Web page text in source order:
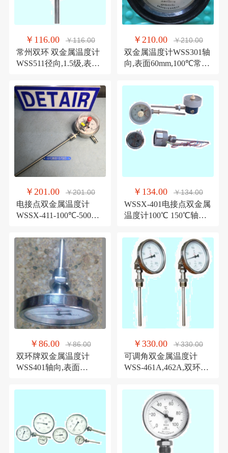
￥116.00 ￥116.00
常州双环 双金属温度计
WSS511径向,1.5级,表面
￥210.00 ￥210.00
双金属温度计WSS301轴
向,表面60mm,100℃常州
￥201.00 ￥201.00
电接点双金属温度计
WSSX-411-100℃-500mm
计
￥134.00 ￥134.00
WSSX-401电接点双金属
温度计100℃ 150℃轴向,
￥86.00 ￥86.00
双环牌双金属温度计
WSS401轴向,表面
￥330.00 ￥330.00
可调角双金属温度计
WSS-461A,462A,双环温